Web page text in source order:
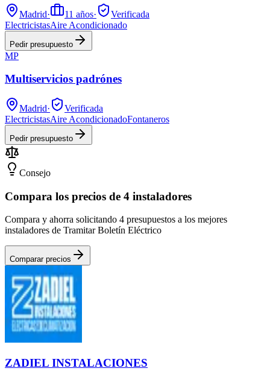
Madrid· 11 años·
Verificada
ElectricistasAire Acondicionado
Pedir presupuesto
MP
Multiservicios padrónes
Madrid·
Verificada
ElectricistasAire AcondicionadoFontaneros
Pedir presupuesto
Consejo
Compara los precios de 4 instaladores
Compara y ahorra solicitando 4 presupuestos a los mejores
instaladores de Tramitar Boletín Eléctrico
Comparar precios
ZADIEL INSTALACIONES